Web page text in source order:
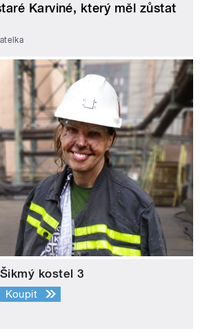
Karviné, který měl zůstat
Šikmý kostel 3
Koupit